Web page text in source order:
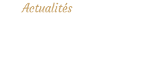
Actualités